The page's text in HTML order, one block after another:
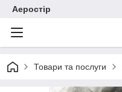
Аеростір
Товари та послуги